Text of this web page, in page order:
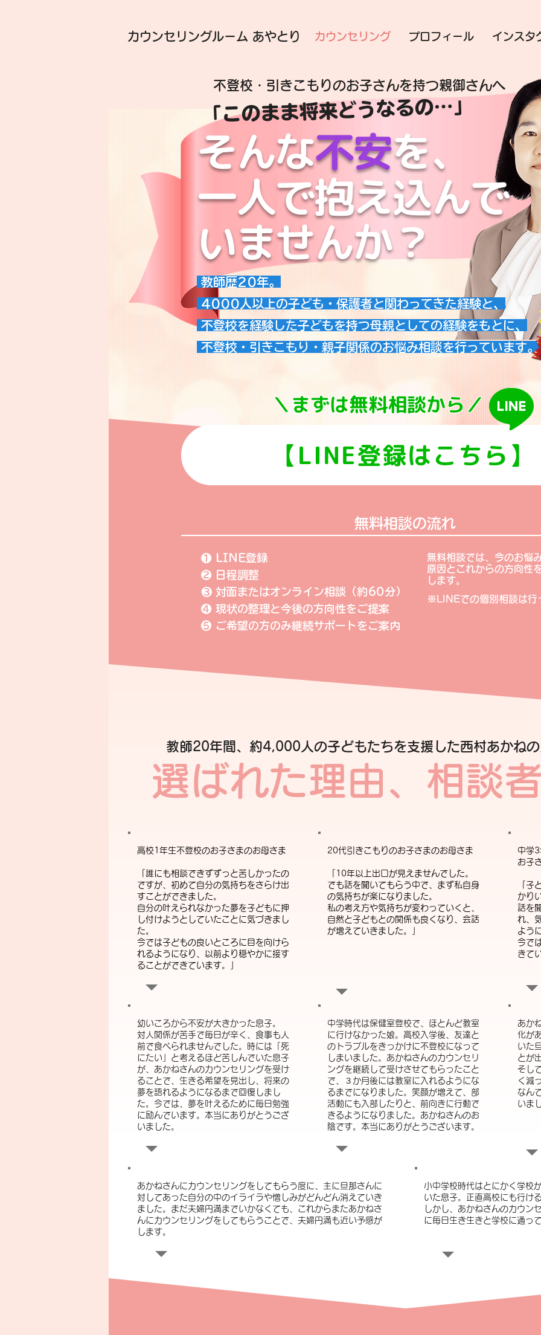
カウンセリング プロフィール インスタ
カウンセリングルーム あやとり
教師歴20年。
4000人以上の子ども・保護者と関わってきた経験と、
不登校を経験した子どもを持つ母親としての経験をもとに、
不登校・引きこもり・親子関係のお悩み相談を行っています。
不登校・引きこもりのお子さんを持つ親御さんへ
「このまま将来どうなるの…」
そんな不安を、
一人で抱え込んで
いませんか？
​＼まずは無料相談から／
【LINE登録はこちら】
無料相談の流れ
❶ LINE登録
❷ 日程調整
❸ 対面またはオンライン相談（約60分）
❹ 現状の整理と今後の方向性をご提案
​❺ ご希望の方のみ継続サポートをご案内
無料相談では、今のお悩
原因とこれからの方向性
します。
※LINEでの個別相談は行
教師20年間、約4,000人の子どもたちを支援した西村あかね
選ばれた理由、相談
高校1年生不登校のお子さまのお母さま
「誰にも相談できずずっと苦しかったの
ですが、初めて自分の気持ちをさらけ出
すことができました。
自分の叶えられなかった夢を子どもに押
し付けようとしていたことに気づきまし
た。
今では子どもの良いところに目を向けら
れるようになり、以前より穏やかに接す
ることができています。」
幼いころから不安が大きかった息子。
対人関係が苦手で毎日が辛く、食事も人
前で食べられませんでした。時には「死
にたい」と考えるほど苦しんでいた息子
が、あかねさんのカウンセリングを受け
ることで、生きる希望を見出し、将来の
夢を語れるようになるまで回復しまし
た。今では、夢を叶えるために毎日勉強
に励んでいます。本当にありがとうござ
いました。
20代引きこもりのお子さまのお母さま
「10年以上出口が見えませんでした。
でも話を聞いてもらう中で、まず私自身
の気持ちが楽になりました。
私の考え方や気持ちが変わっていくと、
自然と子どもとの関係も良くなり、会話
が増えていきました。」
中学時代は保健室登校で、ほとんど教室
に行けなかった娘。高校入学後、友達と
のトラブルをきっかけに不登校になって
しまいました。あかねさんのカウンセリ
ングを継続して受けさせてもらったこと
で、３か月後には教室に入れるようにな
るまでになりました。笑顔が増えて、部
活動にも入部したりと、前向きに行動で
きるようになりました。あかねさんのお
陰です。本当にありがとうございます。
中学
お子
「子
かり
話を
れ、
よう
今で
きて
あか
化が
いた
とが
そし
く減
なん
いま
あかねさんにカウンセリングをしてもらう度に、主に旦那さんに
対してあった自分の中のイライラや憎しみがどんどん消えていき
ました。まだ夫婦円満までいかなくても、これからまたあかねさ
んにカウンセリングをしてもらうことで、夫婦円満も近い予感が
します。
小中学校時代はとにかく学校
いた息子。正直高校にも行け
しかし、あかねさんのカウン
に毎日生き生きと学校に通っ